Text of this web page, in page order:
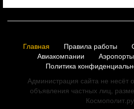
Главная Правила работы
Авиакомпании
Аэропорты
Политика
Администрация сайта не несёт
объявления частных лиц,
Космополит.ру